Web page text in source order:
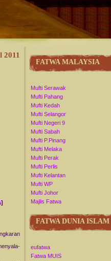
2011
]
FATWA MALAYSIA
Mufti Serawak
Mufti Pahang
Mufti Kedah
Mufti Selangor
Mufti Negeri 9
Mufti Sabah
Mufti P.Pinang
Mufti Melaka
Mufti Perak
Mufti Perlis
Mufti Kelantan
Mufti WP
Mufti Johor
Majlis Fatwa
FATWA DUNIA ISLAM
eufatwa
Fatwa MUIS